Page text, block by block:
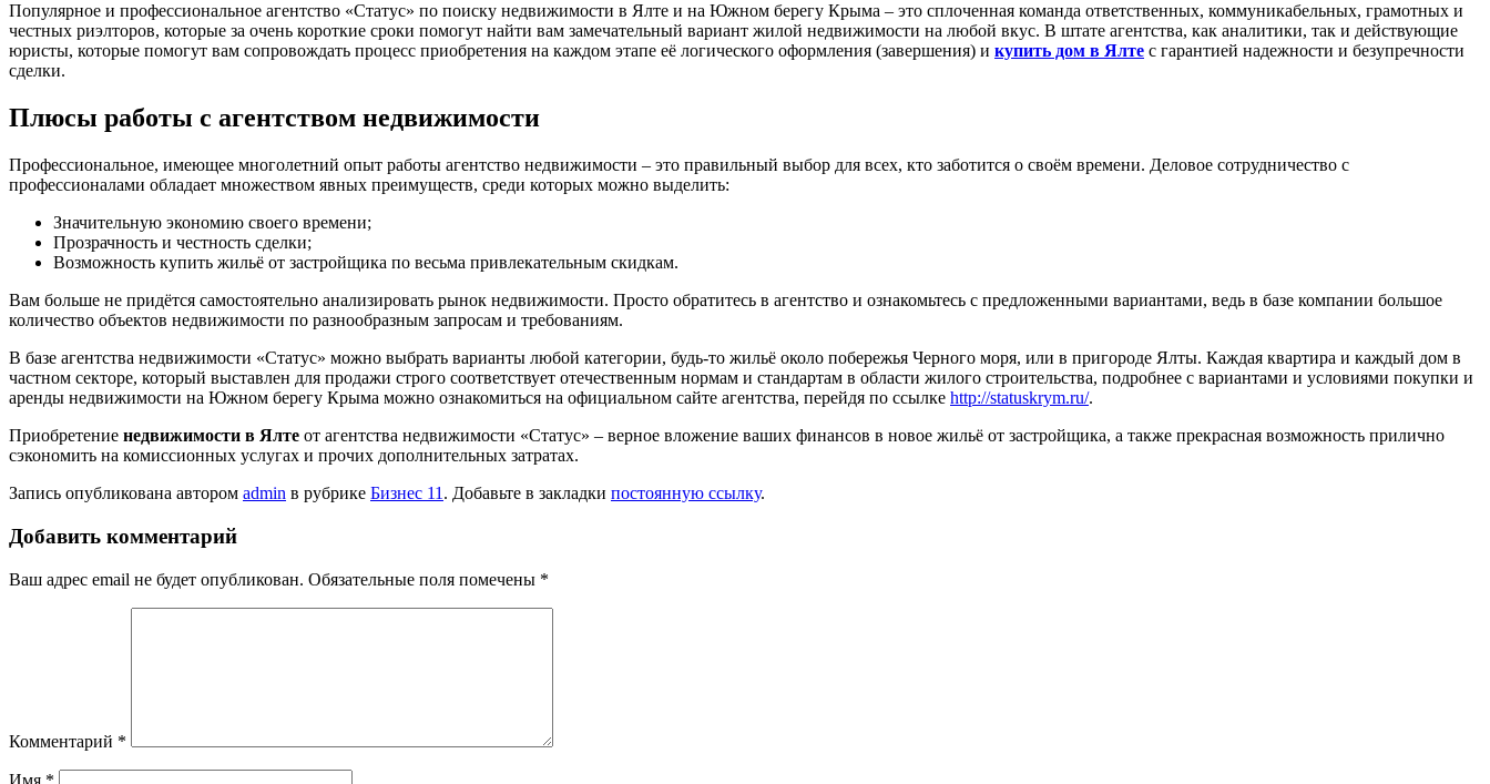
Популярное и профессиональное агентство «Статус» по поиску недвижимости в Ялте и на Южном берегу Крыма – это сплоченная команда ответственных, коммуникабельных, грамотных и
честных риэлторов, которые за очень короткие сроки помогут найти вам замечательный вариант жилой недвижимости на любой вкус. В штате агентства, как аналитики, так и действующие
юристы, которые помогут вам сопровождать процесс приобретения на каждом этапе её логического оформления (завершения) и купить дом в Ялте с гарантией надежности и безупречности
сделки.
Плюсы работы с агентством недвижимости
Профессиональное, имеющее многолетний опыт работы агентство недвижимости – это правильный выбор для всех, кто заботится о своём времени. Деловое сотрудничество с
профессионалами обладает множеством явных преимуществ, среди которых можно выделить:
Значительную экономию своего времени;
Прозрачность и честность сделки;
Возможность купить жильё от застройщика по весьма привлекательным скидкам.
Вам больше не придётся самостоятельно анализировать рынок недвижимости. Просто обратитесь в агентство и ознакомьтесь с предложенными вариантами, ведь в базе компании большое
количество объектов недвижимости по разнообразным запросам и требованиям.
В базе агентства недвижимости «Статус» можно выбрать варианты любой категории, будь-то жильё около побережья Черного моря, или в пригороде Ялты. Каждая квартира и каждый дом в
частном секторе, который выставлен для продажи строго соответствует отечественным нормам и стандартам в области жилого строительства, подробнее с вариантами и условиями покупки и
аренды недвижимости на Южном берегу Крыма можно ознакомиться на официальном сайте агентства, перейдя по ссылке http://statuskrym.ru/.
Приобретение недвижимости в Ялте от агентства недвижимости «Статус» – верное вложение ваших финансов в новое жильё от застройщика, а также прекрасная возможность прилично
сэкономить на комиссионных услугах и прочих дополнительных затратах.
Запись опубликована автором admin в рубрике Бизнес 11 . Добавьте в закладки постоянную ссылку.
Добавить комментарий
Ваш адрес email не будет опубликован. Обязательные поля помечены *
Комментарий *
Имя *